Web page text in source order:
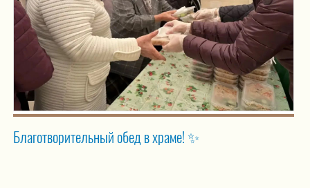
Благотворительный обед в храме! ✨